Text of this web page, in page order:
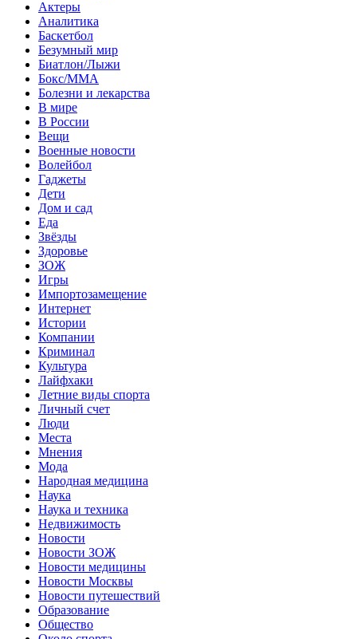
Актеры
Аналитика
Баскетбол
Безумный мир
Биатлон/Лыжи
Бокс/MMA
Болезни и лекарства
В мире
В России
Вещи
Военные новости
Волейбол
Гаджеты
Дети
Дом и сад
Еда
Звёзды
Здоровье
ЗОЖ
Игры
Импортозамещение
Интернет
Истории
Компании
Криминал
Культура
Лайфхаки
Летние виды спорта
Личный счет
Люди
Места
Мнения
Мода
Народная медицина
Наука
Наука и техника
Недвижимость
Новости
Новости ЗОЖ
Новости медицины
Новости Москвы
Новости путешествий
Образование
Общество